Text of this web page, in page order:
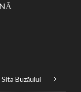
Sita Buzăului